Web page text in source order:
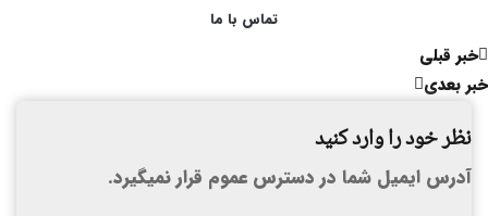
تماس با ما
خبر قبلی
خبر بعدی
نظر خود را وارد کنید
آدرس ایمیل شما در دسترس عموم قرار نمیگیرد.